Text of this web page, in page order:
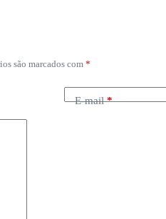
são marcados com *
E-mail*